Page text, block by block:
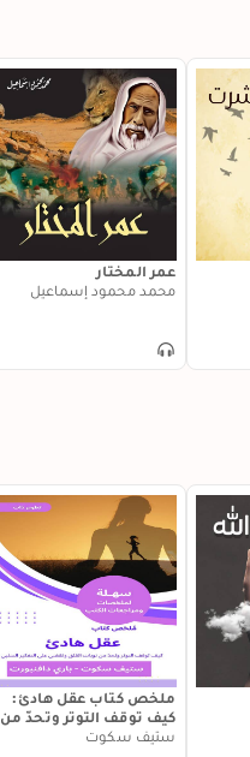
عمر المختار
محمد محمود إسماعيل
ملخص كتاب عقل هادئ:
كيف توقف التوتر وتحدّ من
نوبات القلق وتقضي على
ستيف سكوت